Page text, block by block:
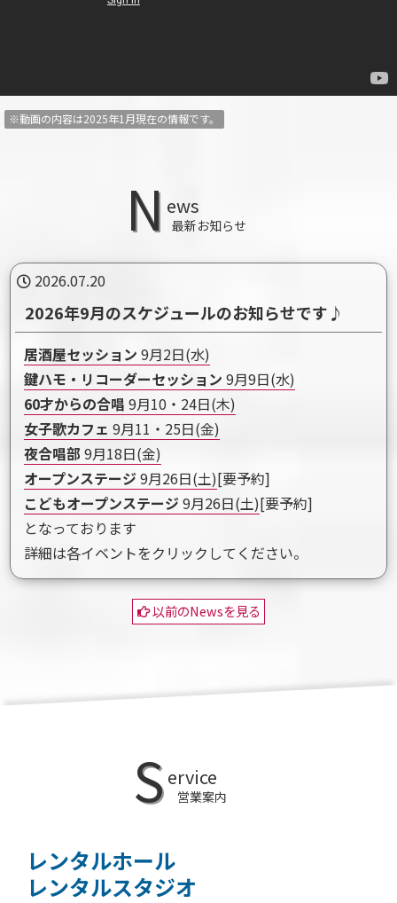
※動画の内容は2025年1月現在の情報です。
N ews
最新お知らせ
2026.07.20
2026年9月のスケジュールのお知らせです♪
居酒屋セッション 9月2日(水)
鍵ハモ・リコーダーセッション 9月9日(水)
60才からの合唱 9月10・24日(木)
女子歌カフェ 9月11・25日(金)
夜合唱部 9月18日(金)
オープンステージ9月26日(土)[要予約]
こどもオープンステージ9月26日(土)[要予約]
となっております
詳細は各イベントをクリックしてください。
以前のNewsを見る
Service
営業案内
レンタルホール
レンタルスタジオ